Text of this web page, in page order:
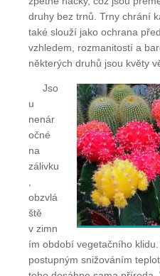
druhy bez trnů. Trny chrání
také slouží jako ochrana
vzhledem, rozmanitostí a
některých druhů jsou květy
Jso
u
nenár
očné
na
zálivku
,
obzvlá
ště
v zimn
ím období vegetačního
postupným snižováním